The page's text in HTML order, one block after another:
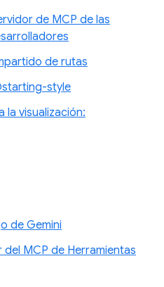
de MCP de las
de rutas
style
la visualización:
de Gemini
MCP de Herramientas